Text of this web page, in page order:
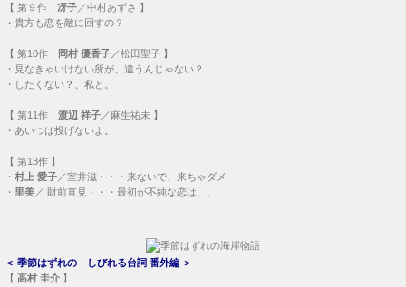
【 第９作 冴子 ／中村あずさ 】
・ 貴方も恋を敵に回すの？
【 第10作 岡村 優香子 ／松田聖子 】
・ 見なきゃいけない所が、違うんじゃない？
・ したくない？、私と。
【 第11作 渡辺 祥子 ／麻生祐未 】
・ あいつは投げないよ。
【 第13作 】
・ 村上 愛子 ／室井滋・・・ 来ないで、来ちゃダメ
・ 里美 ／ 財前直見・・・ 最初が不純な恋は、、
＜ 季節はずれの しびれる台詞 番外編 ＞
【 高村 圭介 】